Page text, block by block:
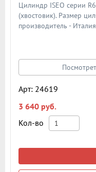
Цилиндр ISEO серии
(хвостовик). Размер
производитель -
перфорированных
комплектуется
описании
Арт: 24619
3 640 руб.
Кол-во